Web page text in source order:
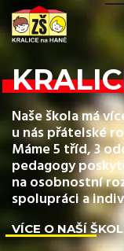
Naše škola má
u nás přátelské
Máme 5 tříd, 3
pedagogy
na osobnostní
spolupráci a
VÍCE O NAŠÍ